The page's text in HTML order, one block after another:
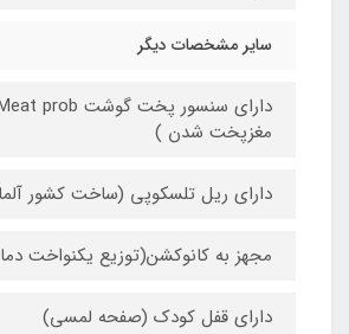
سایر مشخصات دیگر
مغزپخت شدن )
دارای ریل تلسکوپی (ساخت کشور
مجهز به کانوکشن(توزیع یکنواخت
دارای قفل کودک (صفحه لمسی)